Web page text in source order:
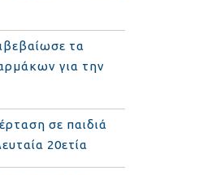
τα
για την
σε παιδιά
20ετία